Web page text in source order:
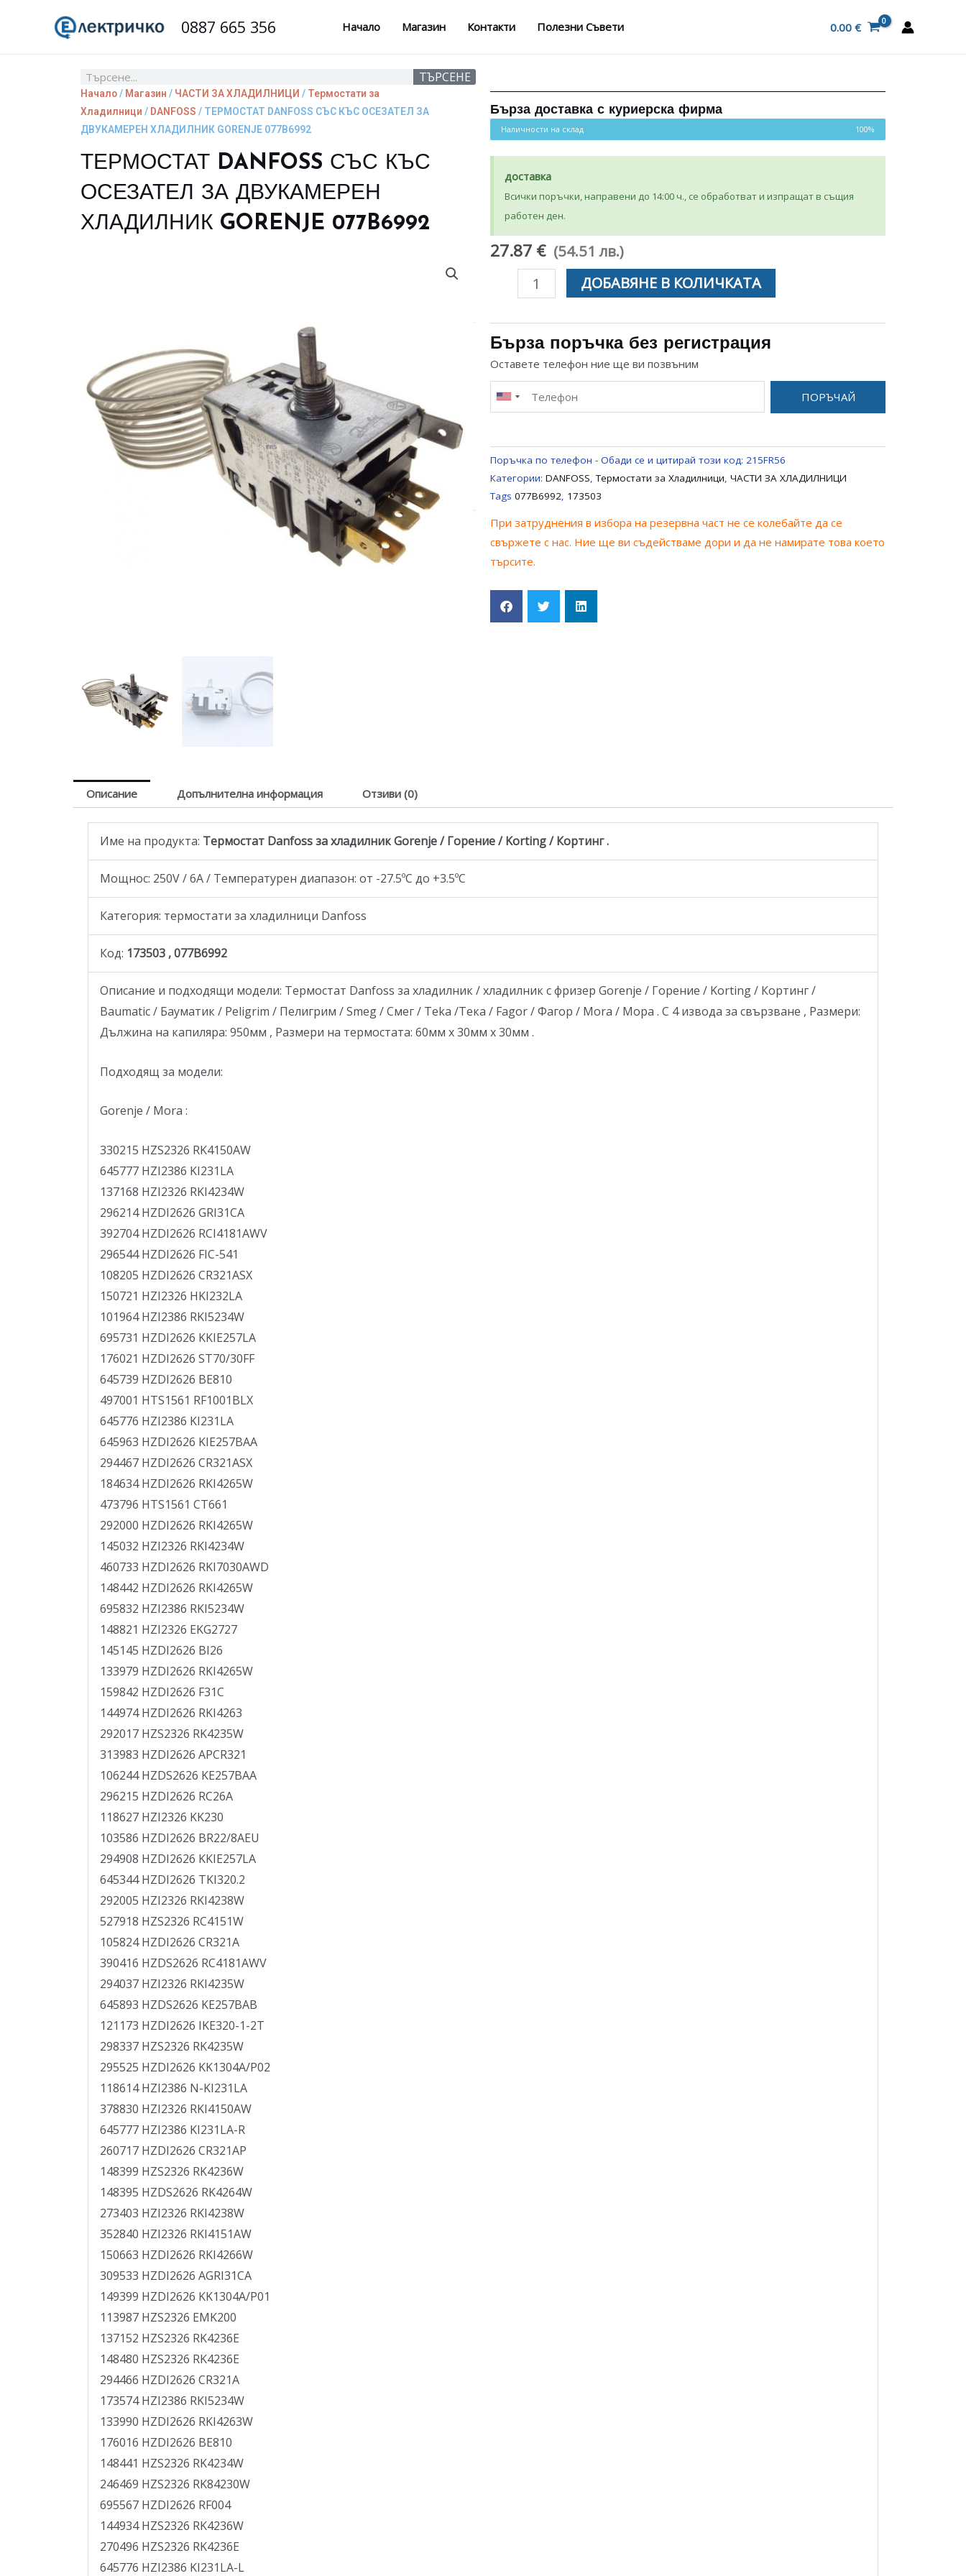
0887 665 356 Начало Магазин Контакти Полезни Съвети 0.00 €
Search ТЪРСЕНЕ
Начало/ Магазин / ЧАСТИ ЗА ХЛАДИЛНИЦИ / Термостати за
Хладилници / DANFOSS / ТЕРМОСТАТ DANFOSS СЪС КЪС ОСЕЗАТЕЛ ЗА
ДВУКАМЕРЕН ХЛАДИЛНИК GORENJE 077B6992
ТЕРМОСТАТ DANFOSS СЪС КЪС
ОСЕЗАТЕЛ ЗА ДВУКАМЕРЕН
ХЛАДИЛНИК GORENJE 077B6992
Бърза доставка с куриерска фирма
Наличности на склад 100%
доставка
Всички поръчки, направени до 14:00 ч., се обработват и изпращат в същия
работен ден.
27.87 € (54.51 лв.)
количество
DANFOSS
ОСЕЗАТЕЛ
ЗА
ХЛАДИЛНИК
077B6992
ДОБАВЯНЕ В КОЛИЧКАТА
Бърза поръчка без регистрация
Оставете телефон ние ще ви позвъним
ПОРЪЧАЙ
Поръчка по телефон - Обади се и цитирай този код: 215FR56
Категории: DANFOSS,Термостати за Хладилници, ЧАСТИ ЗА ХЛАДИЛНИЦИ
Tags 077B6992, 173503
При затруднения в избора на резервна част не се колебайте да се
свържете с нас. Ние ще ви съдействаме дори и да не намирате това което
търсите.
Описание Допълнителна информация Отзиви (0)
Име на продукта: Термостат Danfoss за хладилник Gorenje / Горение / Korting / Кортинг .
Мощнос: 250V / 6A / Температурен диапазон: от -27.5ºC до +3.5ºC
Категория: термостати за хладилници Danfoss
Код: 173503 , 077B6992
Описание и подходящи модели: Термостат Danfoss за хладилник / хладилник с фризер Gorenje / Горение / Korting / Кортинг /
Baumatic / Бауматик / Peligrim / Пелигрим / Smeg / Смег / Teka /Тека / Fagor / Фагор / Mora / Мора . С 4 извода за свързване , Размери:
Дължина на капиляра: 950мм , Размери на термостата: 60мм x 30мм x 30мм .
Подходящ за модели:
Gorenje / Mora :
330215 HZS2326 RK4150AW
645777 HZI2386 KI231LA
137168 HZI2326 RKI4234W
296214 HZDI2626 GRI31CA
392704 HZDI2626 RCI4181AWV
296544 HZDI2626 FIC-541
108205 HZDI2626 CR321ASX
150721 HZI2326 HKI232LA
101964 HZI2386 RKI5234W
695731 HZDI2626 KKIE257LA
176021 HZDI2626 ST70/30FF
645739 HZDI2626 BE810
497001 HTS1561 RF1001BLX
645776 HZI2386 KI231LA
645963 HZDI2626 KIE257BAA
294467 HZDI2626 CR321ASX
184634 HZDI2626 RKI4265W
473796 HTS1561 CT661
292000 HZDI2626 RKI4265W
145032 HZI2326 RKI4234W
460733 HZDI2626 RKI7030AWD
148442 HZDI2626 RKI4265W
695832 HZI2386 RKI5234W
148821 HZI2326 EKG2727
145145 HZDI2626 BI26
133979 HZDI2626 RKI4265W
159842 HZDI2626 F31C
144974 HZDI2626 RKI4263
292017 HZS2326 RK4235W
313983 HZDI2626 APCR321
106244 HZDS2626 KE257BAA
296215 HZDI2626 RC26A
118627 HZI2326 KK230
103586 HZDI2626 BR22/8AEU
294908 HZDI2626 KKIE257LA
645344 HZDI2626 TKI320.2
292005 HZI2326 RKI4238W
527918 HZS2326 RC4151W
105824 HZDI2626 CR321A
390416 HZDS2626 RC4181AWV
294037 HZI2326 RKI4235W
645893 HZDS2626 KE257BAB
121173 HZDI2626 IKE320-1-2T
298337 HZS2326 RK4235W
295525 HZDI2626 KK1304A/P02
118614 HZI2386 N-KI231LA
378830 HZI2326 RKI4150AW
645777 HZI2386 KI231LA-R
260717 HZDI2626 CR321AP
148399 HZS2326 RK4236W
148395 HZDS2626 RK4264W
273403 HZI2326 RKI4238W
352840 HZI2326 RKI4151AW
150663 HZDI2626 RKI4266W
309533 HZDI2626 AGRI31CA
149399 HZDI2626 KK1304A/P01
113987 HZS2326 EMK200
137152 HZS2326 RK4236E
148480 HZS2326 RK4236E
294466 HZDI2626 CR321A
173574 HZI2386 RKI5234W
133990 HZDI2626 RKI4263W
176016 HZDI2626 BE810
148441 HZS2326 RK4234W
246469 HZS2326 RK84230W
695567 HZDI2626 RF004
144934 HZS2326 RK4236W
270496 HZS2326 RK4236E
645776 HZI2386 KI231LA-L